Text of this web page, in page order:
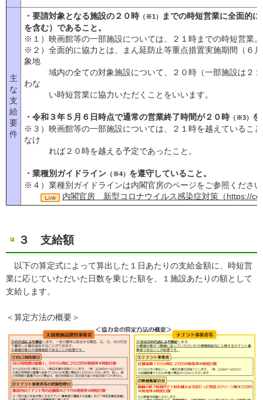
主
な
支
給
要
件
・要請対象となる施設の２０時 （※1）
までの時短営業に全面的に
を含む）であること。
※１）映画館等の一部施設については、２１時までの時短営業。
※２）全面的に協力とは、まん延防止等重点措置実施期間（６
象地
域内の全ての対象施設について、２０時（一部施設は２１
わな
い時短営業に協力いただくことをいいます。
・令和３年５月６日時点で通常の営業終了時間が２０時 （※3） を
※３）映画館等の一部施設については、２１時を越えているこ
なけ
れば２０時を越える予定であったこと。
・業種別ガイドライン （※4） を遵守していること。
※４）業種別ガイドラインは内閣官房のページをご参照くださ
内閣官房 新型コロナウイルス感染症対策（https://
３ 支給額
以下の算定式によって算出した１日あたりの支給金額に、時短営
業に応じていただいた日数を乗じた額を、１施設あたりの額として
支給します。
＜算定方法の概要＞